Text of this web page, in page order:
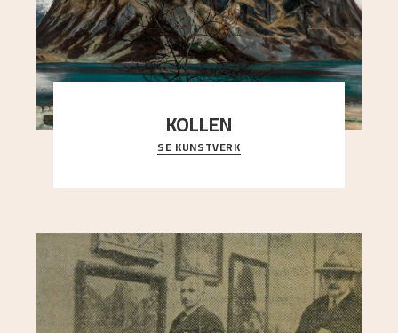
KOLLEN
Et ruvende fjell dominerer bildeflaten, og står i
sterk kontrast til det spinkle rognetreet ute
SE KUNSTVERK